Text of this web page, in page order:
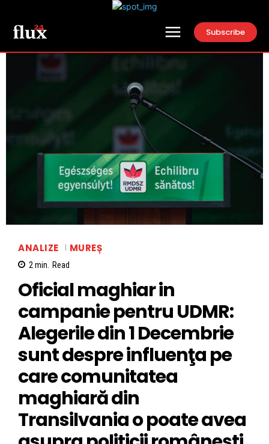
Subscribe
ANALIZE MUREȘ
2min. Read
Oficial maghiar in
campanie pentru UDMR:
Alegerile din 1 Decembrie
sunt despre influenţa pe
care comunitatea
maghiară din
Transilvania o poate avea